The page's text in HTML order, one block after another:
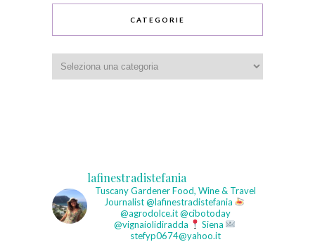
CATEGORIE
lafinestradistefania
Tuscany GardenerFood, Wine & Travel
Journalist@lafinestradistefania
@agrodolce.it @cibotoday
@vignaiolidiradda
Siena
stefyp0674@yahoo.it